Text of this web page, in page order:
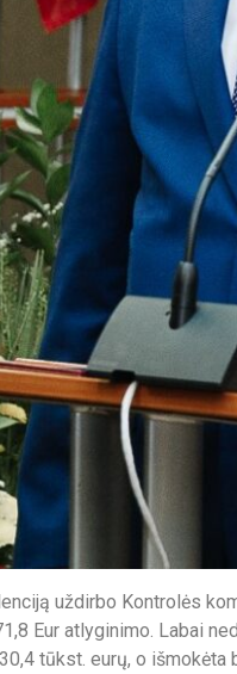
uždirbo Kontrolės
Eur atlyginimo. Labai
tūkst. eurų, o